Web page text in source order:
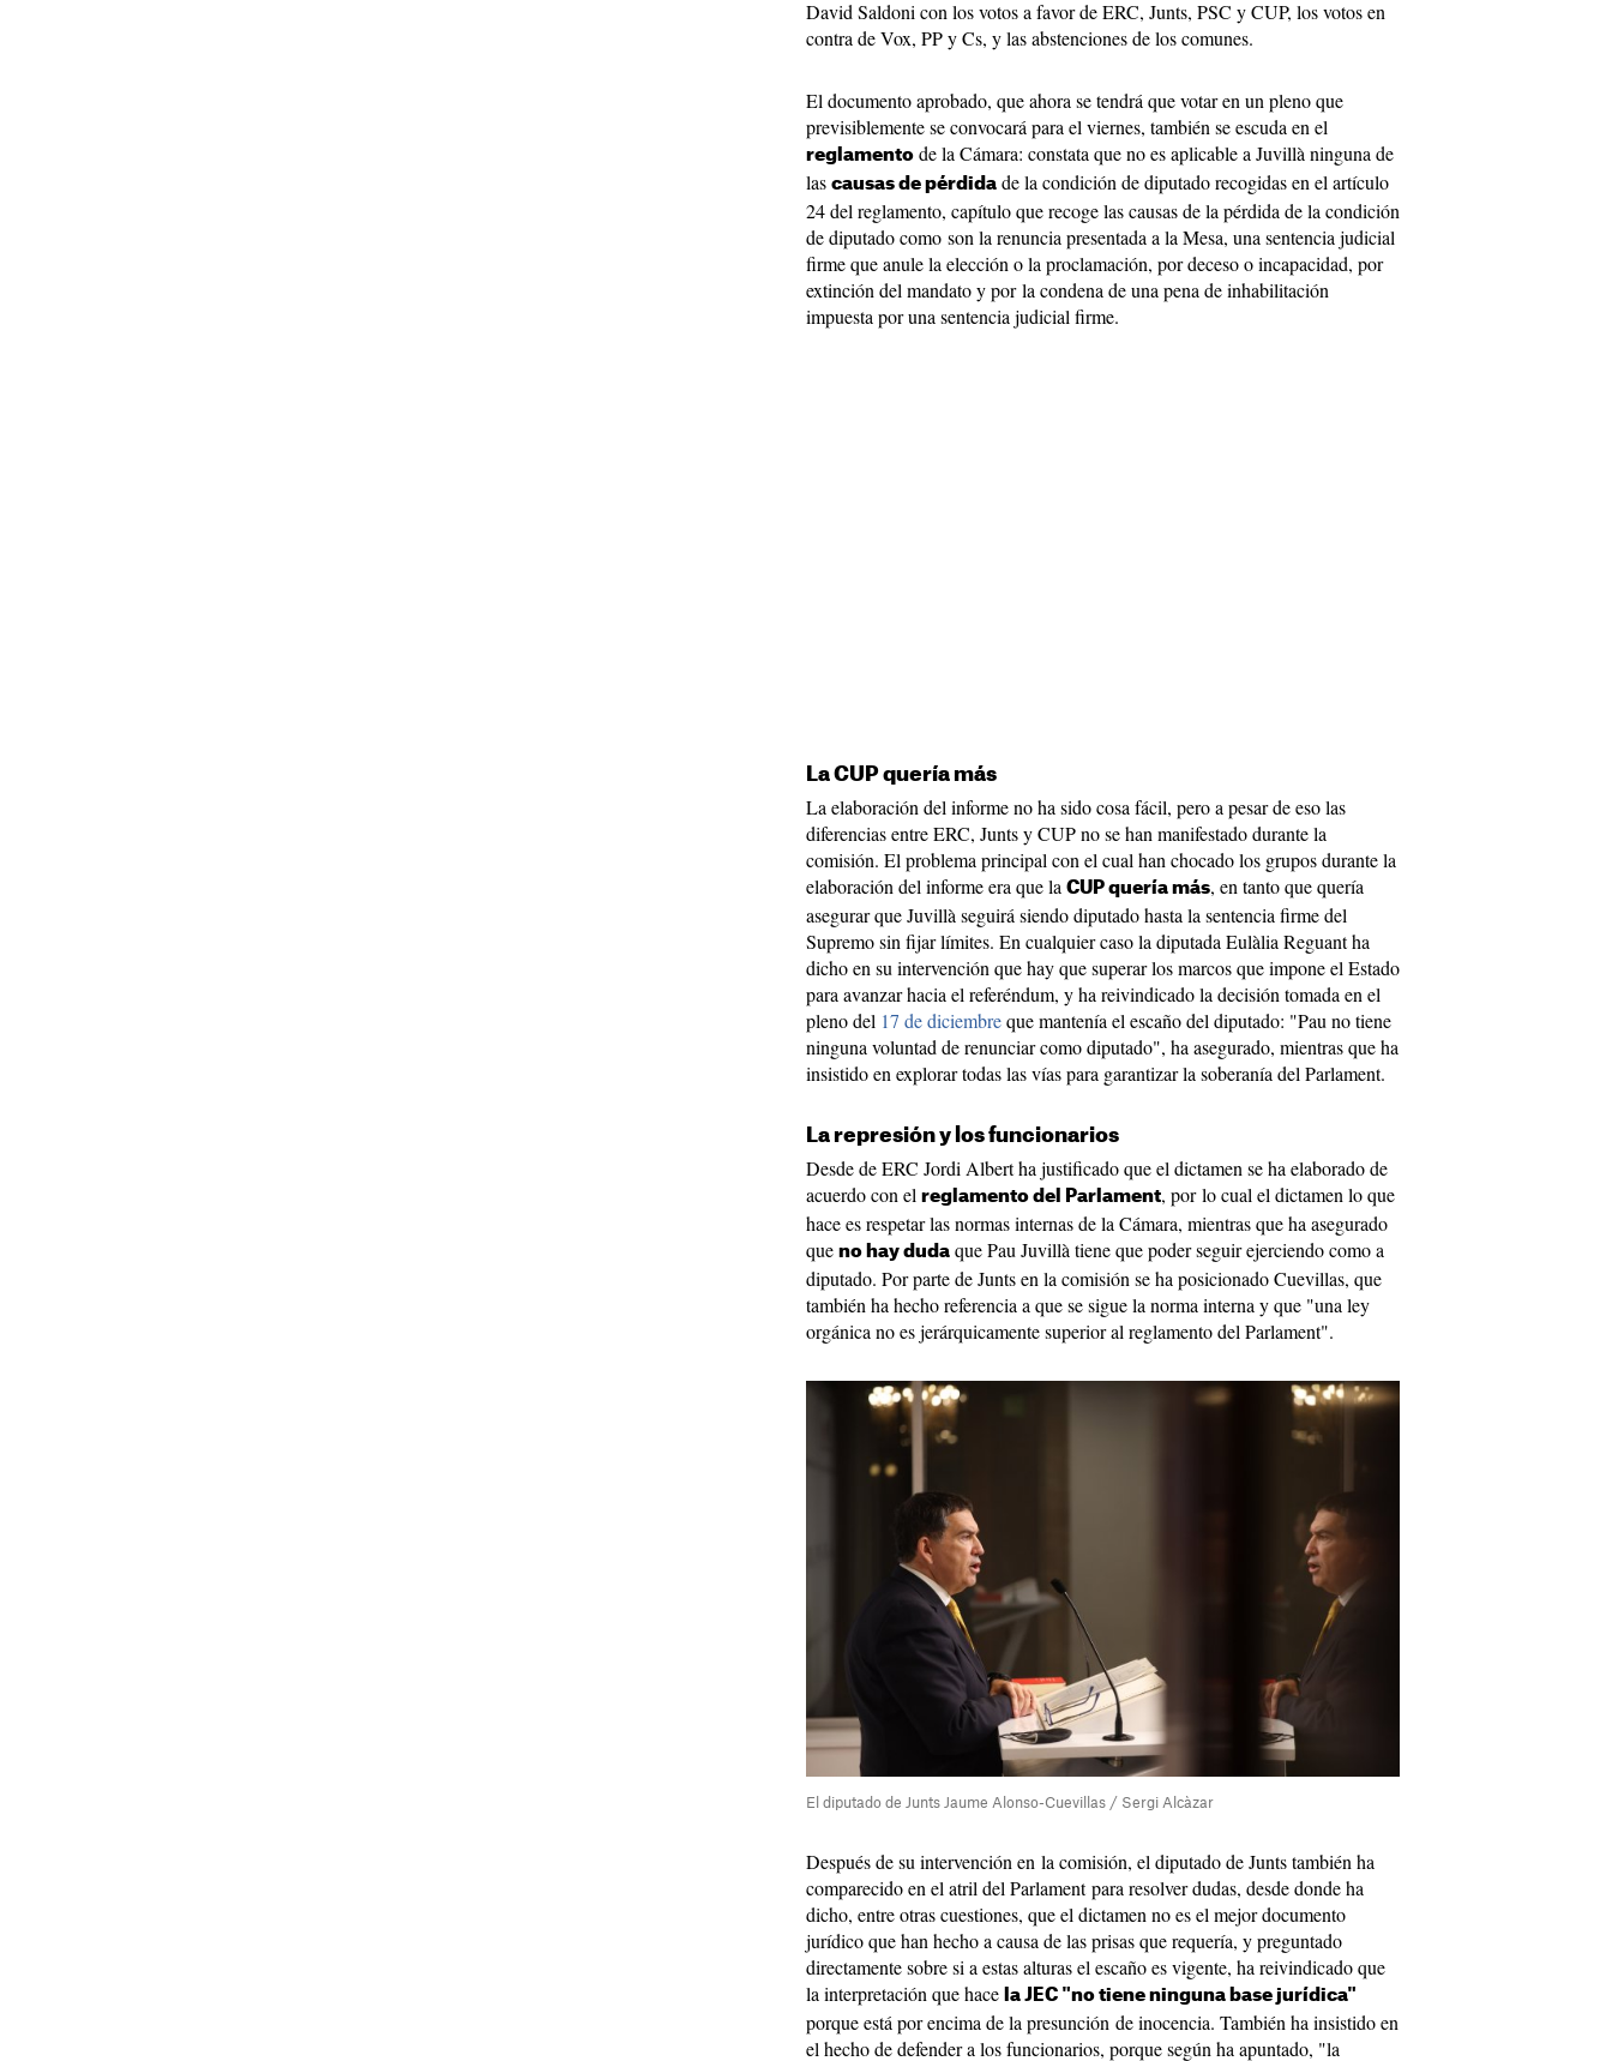
David Saldoni con los votos a favor de ERC, Junts, PSC y CUP, los votos en
contra de Vox, PP y Cs, y las abstenciones de los comunes.
El documento aprobado, que ahora se tendrá que votar en un pleno que
previsiblemente se convocará para el viernes, también se escuda en el
reglamento de la Cámara: constata que no es aplicable a Juvillà ninguna de
las causas de pérdida de la condición de diputado recogidas en el artículo
24 del reglamento, capítulo que recoge las causas de la pérdida de la condición
de diputado como son la renuncia presentada a la Mesa, una sentencia judicial
firme que anule la elección o la proclamación, por deceso o incapacidad, por
extinción del mandato y por la condena de una pena de inhabilitación
impuesta por una sentencia judicial firme.
La CUP quería más
La elaboración del informe no ha sido cosa fácil, pero a pesar de eso las
diferencias entre ERC, Junts y CUP no se han manifestado durante la
comisión. El problema principal con el cual han chocado los grupos durante la
elaboración del informe era que la CUP quería más, en tanto que quería
asegurar que Juvillà seguirá siendo diputado hasta la sentencia firme del
Supremo sin fijar límites. En cualquier caso la diputada Eulàlia Reguant ha
dicho en su intervención que hay que superar los marcos que impone el Estado
para avanzar hacia el referéndum, y ha reivindicado la decisión tomada en el
pleno del 17 de diciembreque mantenía el escaño del diputado: "Pau no tiene
ninguna voluntad de renunciar como diputado", ha asegurado, mientras que ha
insistido en explorar todas las vías para garantizar la soberanía del Parlament.
La represión y los funcionarios
Desde de ERC Jordi Albert ha justificado que el dictamen se ha elaborado de
acuerdo con el reglamento del Parlament, por lo cual el dictamen lo que
hace es respetar las normas internas de la Cámara, mientras que ha asegurado
que no hay duda que Pau Juvillà tiene que poder seguir ejerciendo como a
diputado. Por parte de Junts en la comisión se ha posicionado Cuevillas, que
también ha hecho referencia a que se sigue la norma interna y que "una ley
orgánica no es jerárquicamente superior al reglamento del Parlament".
El diputado de Junts Jaume Alonso-Cuevillas / Sergi Alcàzar
Después de su intervención en la comisión, el diputado de Junts también ha
comparecido en el atril del Parlament para resolver dudas, desde donde ha
dicho, entre otras cuestiones, que el dictamen no es el mejor documento
jurídico que han hecho a causa de las prisas que requería, y preguntado
directamente sobre si a estas alturas el escaño es vigente, ha reivindicado que
la interpretación que hace la JEC "no tiene ninguna base jurídica"
porque está por encima de la presunción de inocencia. También ha insistido en
el hecho de defender a los funcionarios, porque según ha apuntado, "la